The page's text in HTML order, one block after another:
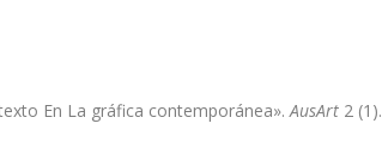
En La gráfica contemporánea». AusArt 2 (1).